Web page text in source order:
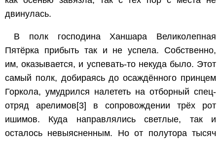
двинулась.
В полк господина Ханшара Великолепная
Пятёрка прибыть так и не успела. Собственно,
им, оказывается, и успевать-то некуда было. Этот
самый полк, добираясь до осаждённого принцем
Горкола, умудрился налететь на отборный спец-
отряд арелимов[3] в сопровождении трёх рот
ишимов. Куда направлялись светлые, так и
осталось невыясненным. Но от полутора тысяч